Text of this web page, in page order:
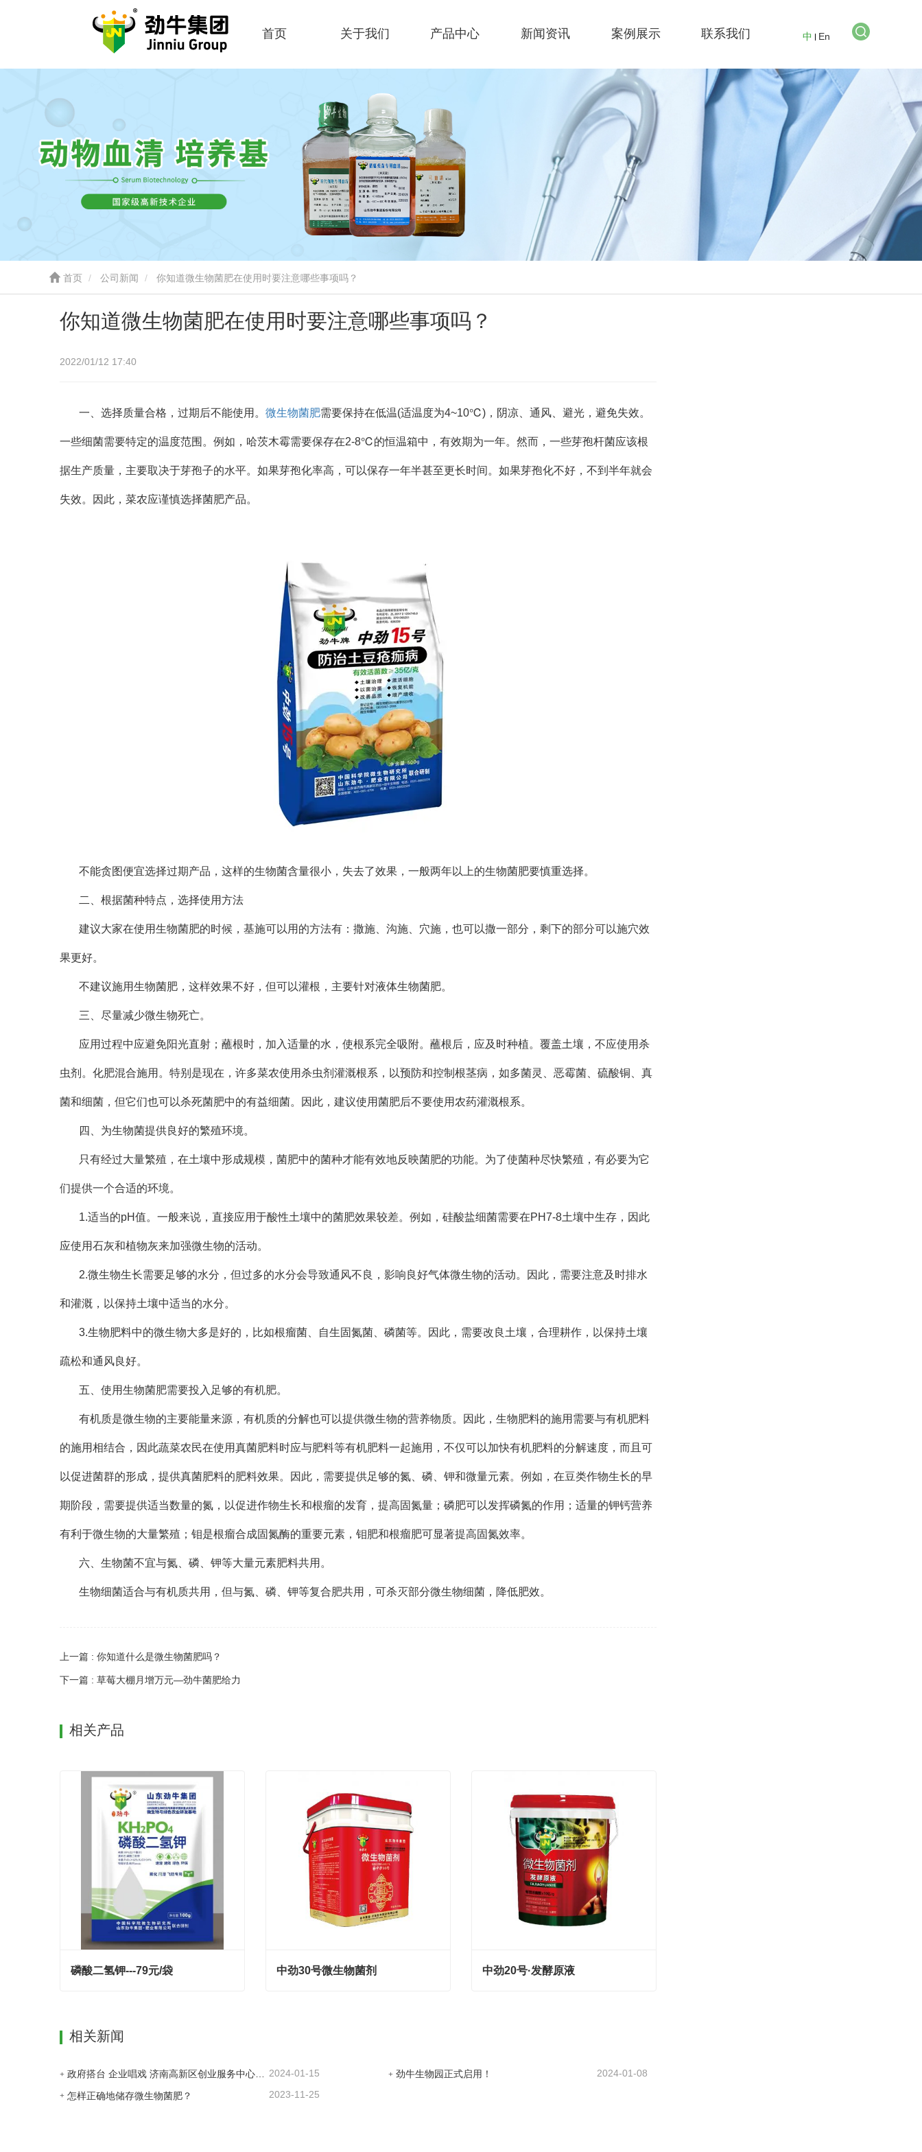
首页 关于我们 产品中心 新闻资讯 案例展示 联系我们 中 En
首页 公司新闻 你知道微生物菌肥在使用时要注意哪些事项吗？
你知道微生物菌肥在使用时要注意哪些事项吗？
2022/01/12 17:40
一、选择质量合格，过期后不能使用。 微生物菌肥需要保持在低温(适温度为4~10℃)，阴凉、通风、避光，避免失效。
一些细菌需要特定的温度范围。例如，哈茨木霉需要保存在2-8℃的恒温箱中，有效期为一年。然而，一些芽孢杆菌应该根
据生产质量，主要取决于芽孢子的水平。如果芽孢化率高，可以保存一年半甚至更长时间。如果芽孢化不好，不到半年就会
失效。因此，菜农应谨慎选择菌肥产品。
不能贪图便宜选择过期产品，这样的生物菌含量很小，失去了效果，一般两年以上的生物菌肥要慎重选择。
二、根据菌种特点，选择使用方法
建议大家在使用生物菌肥的时候，基施可以用的方法有：撒施、沟施、穴施，也可以撒一部分，剩下的部分可以施穴效
果更好。
不建议施用生物菌肥，这样效果不好，但可以灌根，主要针对液体生物菌肥。
三、尽量减少微生物死亡。
应用过程中应避免阳光直射；蘸根时，加入适量的水，使根系完全吸附。蘸根后，应及时种植。覆盖土壤，不应使用杀
虫剂。化肥混合施用。特别是现在，许多菜农使用杀虫剂灌溉根系，以预防和控制根茎病，如多菌灵、恶霉菌、硫酸铜、真
菌和细菌，但它们也可以杀死菌肥中的有益细菌。因此，建议使用菌肥后不要使用农药灌溉根系。
四、为生物菌提供良好的繁殖环境。
只有经过大量繁殖，在土壤中形成规模，菌肥中的菌种才能有效地反映菌肥的功能。为了使菌种尽快繁殖，有必要为它
们提供一个合适的环境。
1.适当的pH值。一般来说，直接应用于酸性土壤中的菌肥效果较差。例如，硅酸盐细菌需要在PH7-8土壤中生存，因此
应使用石灰和植物灰来加强微生物的活动。
2.微生物生长需要足够的水分，但过多的水分会导致通风不良，影响良好气体微生物的活动。因此，需要注意及时排水
和灌溉，以保持土壤中适当的水分。
3.生物肥料中的微生物大多是好的，比如根瘤菌、自生固氮菌、磷菌等。因此，需要改良土壤，合理耕作，以保持土壤
疏松和通风良好。
五、使用生物菌肥需要投入足够的有机肥。
有机质是微生物的主要能量来源，有机质的分解也可以提供微生物的营养物质。因此，生物肥料的施用需要与有机肥料
的施用相结合，因此蔬菜农民在使用真菌肥料时应与肥料等有机肥料一起施用，不仅可以加快有机肥料的分解速度，而且可
以促进菌群的形成，提供真菌肥料的肥料效果。因此，需要提供足够的氮、磷、钾和微量元素。例如，在豆类作物生长的早
期阶段，需要提供适当数量的氮，以促进作物生长和根瘤的发育，提高固氮量；磷肥可以发挥磷氮的作用；适量的钾钙营养
有利于微生物的大量繁殖；钼是根瘤合成固氮酶的重要元素，钼肥和根瘤肥可显著提高固氮效率。
六、生物菌不宜与氮、磷、钾等大量元素肥料共用。
生物细菌适合与有机质共用，但与氮、磷、钾等复合肥共用，可杀灭部分微生物细菌，降低肥效。
上一篇 : 你知道什么是微生物菌肥吗？
下一篇 : 草莓大棚月增万元—劲牛菌肥给力
相关产品
磷酸二氢钾---79元/袋 中劲30号微生物菌剂 中劲20号·发酵原液
相关新闻
政府搭台 企业唱戏 济南高新区创业服务中心为企业及时搭建供需平台 2024-01-15 劲牛生物园正式启用！ 2024-01-08
怎样正确地储存微生物菌肥？ 2023-11-25